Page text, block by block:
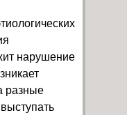
нарушение
разные